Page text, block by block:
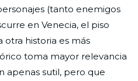
(tanto enemigos
en Venecia, el piso
otra historia es más
toma mayor relevancia
apenas sutil, pero que